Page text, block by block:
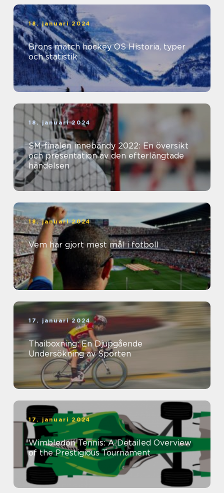
18. januari 2024
Brons match hockey OS Historia, typer
och statistik
18. januari 2024
SM-finalen innebandy 2022: En översikt
och presentation av den efterlängtade
händelsen
18. januari 2024
Vem har gjort mest mål i fotboll
17. januari 2024
Thaiboxning: En Djupgående
Undersökning av Sporten
17. januari 2024
Wimbledon Tennis: A Detailed Overview
of the Prestigious Tournament